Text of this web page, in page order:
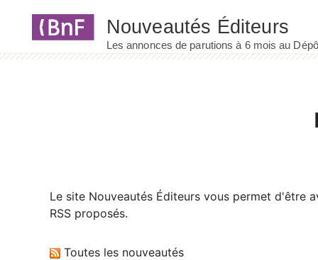
Le site Nouveautés Éditeurs vous permet d'être
RSS proposés.
Toutes les nouveautés